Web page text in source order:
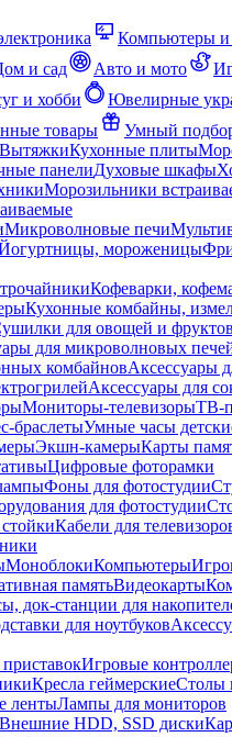
Компьютеры и
и сад Авто и мото
и хобби Ювелирные
товары Умный
ВытяжкиКухонные плиты
панелиДуховые шкафы
Морозильники
Микроволновые печи
мороженицы
Кофеварки,
Кухонные комбайны,
для овощей и фруктов
для микроволновых
комбайновАксессуары
Аксессуары для
Мониторы-телевизорыТВ-
браслетыУмные часы
Экшн-камерыКарты
Цифровые фоторамки
Фоны для фотостудии
для фотостудии
Кабели для
МоноблокиКомпьютеры
памятьВидеокарты
док-станции для
для ноутбуков
Игровые
Кресла геймерскиеСтолы
лентыЛампы для мониторов
Внешние HDD, SSD диски